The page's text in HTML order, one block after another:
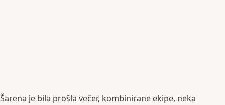
Šarena je bila prošla večer, kombinirane ekipe, neka